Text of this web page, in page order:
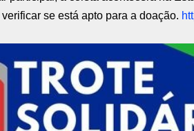
verificar se está apto para a doação.